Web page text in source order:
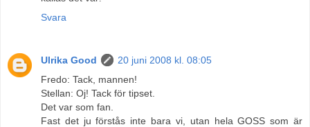
Svara
Ulrika Good
20 juni 2008 kl. 08:05
Fredo: Tack, mannen!
Stellan: Oj! Tack för tipset.
Det var som fan.
Fast det ju förstås inte bara vi, utan hela GOSS som är